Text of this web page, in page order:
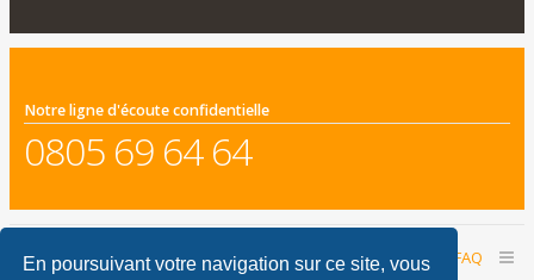
En poursuivant votre navigation sur ce site, vous
Notre ligne d'écoute confidentielle
0805 69 64 64
Accueil du forum FAQ
Nous contacter